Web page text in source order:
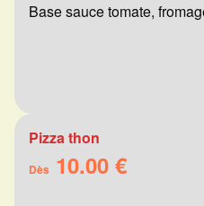
Base sauce tomate,
Pizza thon
Dès 10.00 €